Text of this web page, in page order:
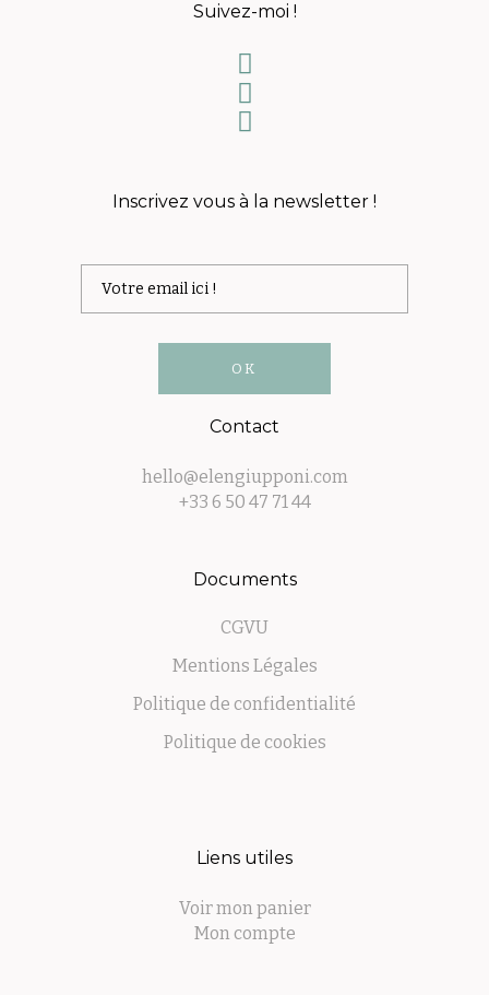
Suivez-moi !
Inscrivez vous à la newsletter !
Contact
hello@elengiupponi.com
+33 6 50 47 71 44
Documents
CGVU
Mentions Légales
Politique de confidentialité
Politique de cookies
Liens utiles
Voir mon panier
Mon compte